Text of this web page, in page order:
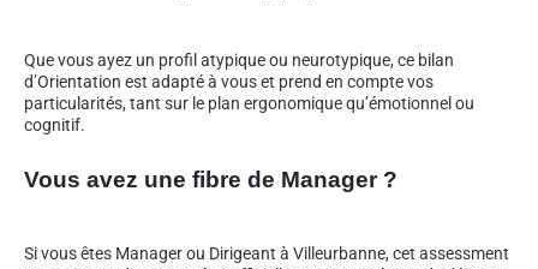
Que vous ayez un profil atypique ou neurotypique, ce bilan
d’Orientation est adapté à vous et prend en compte vos
particularités, tant sur le plan ergonomique qu’émotionnel ou
cognitif.
Vous avez une fibre de Manager ?
Si vous êtes Manager ou Dirigeant à Villeurbanne, cet assessment